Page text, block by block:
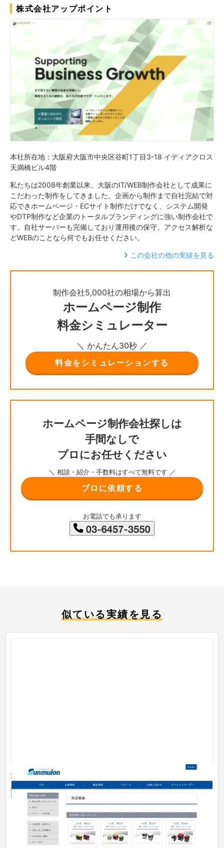
株式会社アップポイント
本社所在地：大阪府大阪市中央区谷町1丁目3-18 イディアクロス
天満橋ビル4階
私たちは2008年創業以来、大阪のIT/WEB制作会社として成果に
こだわった制作をしてきました。企画から制作まで自社完結で対
応できホームページ・ECサイト制作だけでなく、システム開発
やDTP制作など企業のトータルブランディングに強い制作会社で
す。自社サーバーも完備しており運用後の保守、アクセス解析な
どWEBのことなら何でもお任せください。
この会社の他の実績を見る
制作会社5,000社の相場から算出
ホームページ制作
料金シミュレーター
＼ かんたん30秒 ／
料金をシミュレーションする
ホームページ制作会社探しは
手間なしで
プロにお任せください
＼ 相談・紹介・手数料はすべて無料です ／
プロに依頼する
お電話でも承ります
似ている実績を見る
株式会社サンミューロン コーポレートサイト
企業サイト 製造業
多種多様の組合せでの商品オーダーが可能なように、入力画面
で組み合わせを選択をするだけで、注文に必要な型番号が表示
されるよ...